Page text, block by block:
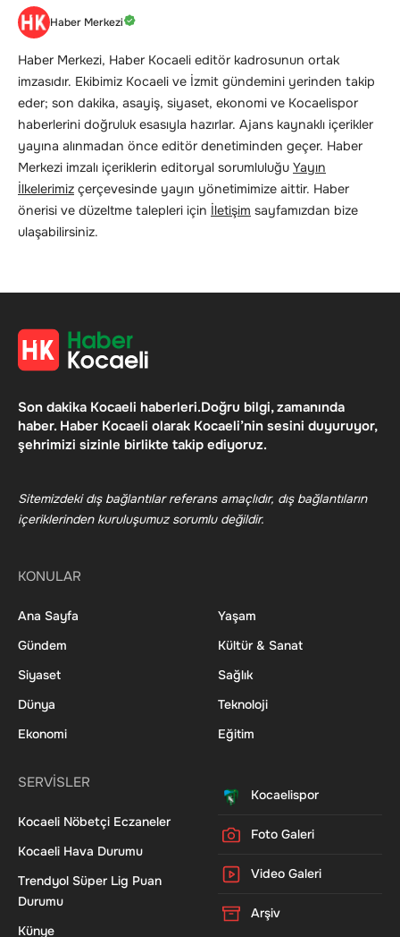
Haber Merkezi
Haber Merkezi, Haber Kocaeli editör kadrosunun ortak
imzasıdır. Ekibimiz Kocaeli ve İzmit gündemini yerinden takip
eder; son dakika, asayiş, siyaset, ekonomi ve Kocaelispor
haberlerini doğruluk esasıyla hazırlar. Ajans kaynaklı içerikler
yayına alınmadan önce editör denetiminden geçer. Haber
Merkezi imzalı içeriklerin editoryal sorumluluğu Yayın
İlkelerimiz çerçevesinde yayın yönetimimize aittir. Haber
önerisi ve düzeltme talepleri için İletişim sayfamızdan bize
ulaşabilirsiniz.
Son dakika Kocaeli haberleri.Doğru bilgi, zamanında
haber. Haber Kocaeli olarak Kocaeli’nin sesini duyuruyor,
şehrimizi sizinle birlikte takip ediyoruz.
Sitemizdeki dış bağlantılar referans amaçlıdır, dış bağlantıların
içeriklerinden kuruluşumuz sorumlu değildir.
KONULAR
Ana Sayfa
Gündem
Siyaset
Dünya
Ekonomi
Yaşam
Kültür & Sanat
Sağlık
Teknoloji
Eğitim
SERVİSLER
Kocaeli Nöbetçi Eczaneler
Kocaeli Hava Durumu
Trendyol Süper Lig Puan
Durumu
Künye
Kocaelispor
Foto Galeri
Video Galeri
Arşiv